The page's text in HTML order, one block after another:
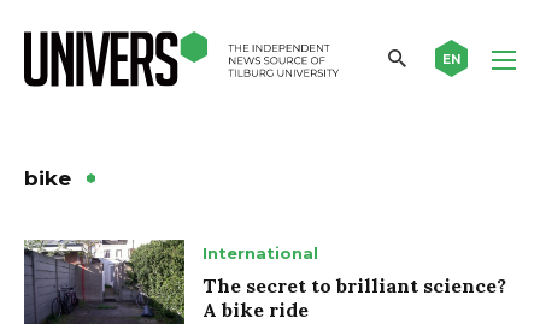
EN
bike
International
The secret to brilliant science?
A bike ride